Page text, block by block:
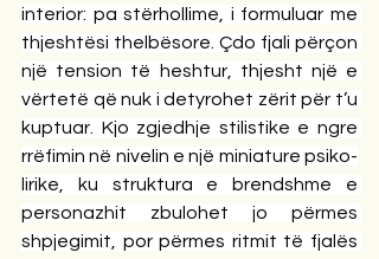
interior: pa stërhollime, i formuluar me
thjeshtësi thelbësore. Çdo fjali përçon
një tension të heshtur, thjesht një e
vërtetë që nuk i detyrohet zërit për t’u
kuptuar. Kjo zgjedhje stilistike e ngre
rrëfimin në nivelin e një miniature psiko-
lirike, ku struktura e brendshme e
personazhit zbulohet jo përmes
shpjegimit, por përmes ritmit të fjalës